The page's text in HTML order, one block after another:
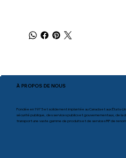
À PROPOS DE NOUS
Fondée en 1975 et solidement implantée au Canada et aux États-
sécurité publique, des services publics et gouvernementaux, de
transport une vaste gamme de produits et de services RF de